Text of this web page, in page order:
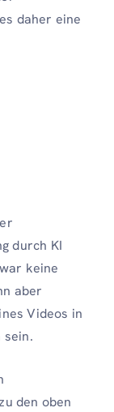
daher eine
durch KI
keine
aber
Videos in
sein.
den oben